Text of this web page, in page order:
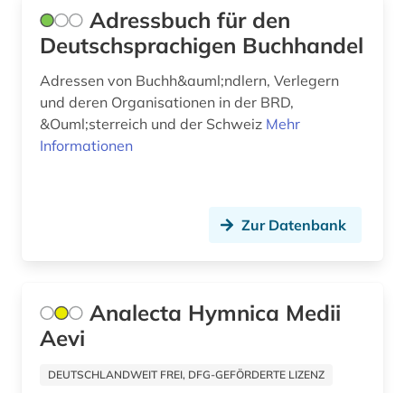
bibliotheksmaterial (1)
bibliothekssigel (1)
bibliothekswesen (6)
bibliothekswissenschaft (4)
bildungswesen (1)
bodoni (1)
Roemisches Reich (1)
Russland, Sowjetunion (1)
Sachsen (1)
Thueringen (3)
Adressbuch für den
Deutschsprachigen Buchhandel
Adressen von Buchh&auml;ndlern, Verlegern
und deren Organisationen in der BRD,
&Ouml;sterreich und der Schweiz Mehr
Informationen
Zur Datenbank
Analecta Hymnica Medii
Aevi
DEUTSCHLANDWEIT FREI, DFG-GEFÖRDERTE LIZENZ